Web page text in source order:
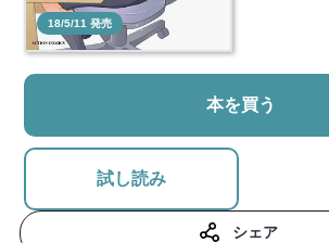
18/5/11 発売
本を買う
試し読み
シェア